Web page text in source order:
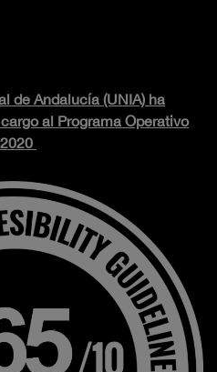
de Andalucía (UNIA) ha
al Programa Operativo